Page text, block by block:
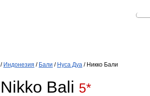
/ Индонезия / Бали / Нуса Дуа / Никко Бали
Nikko Bali 5*